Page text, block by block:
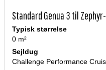
Standard Genua 3 til
Typisk størrelse
0 m²
Sejldug
Challenge Performance